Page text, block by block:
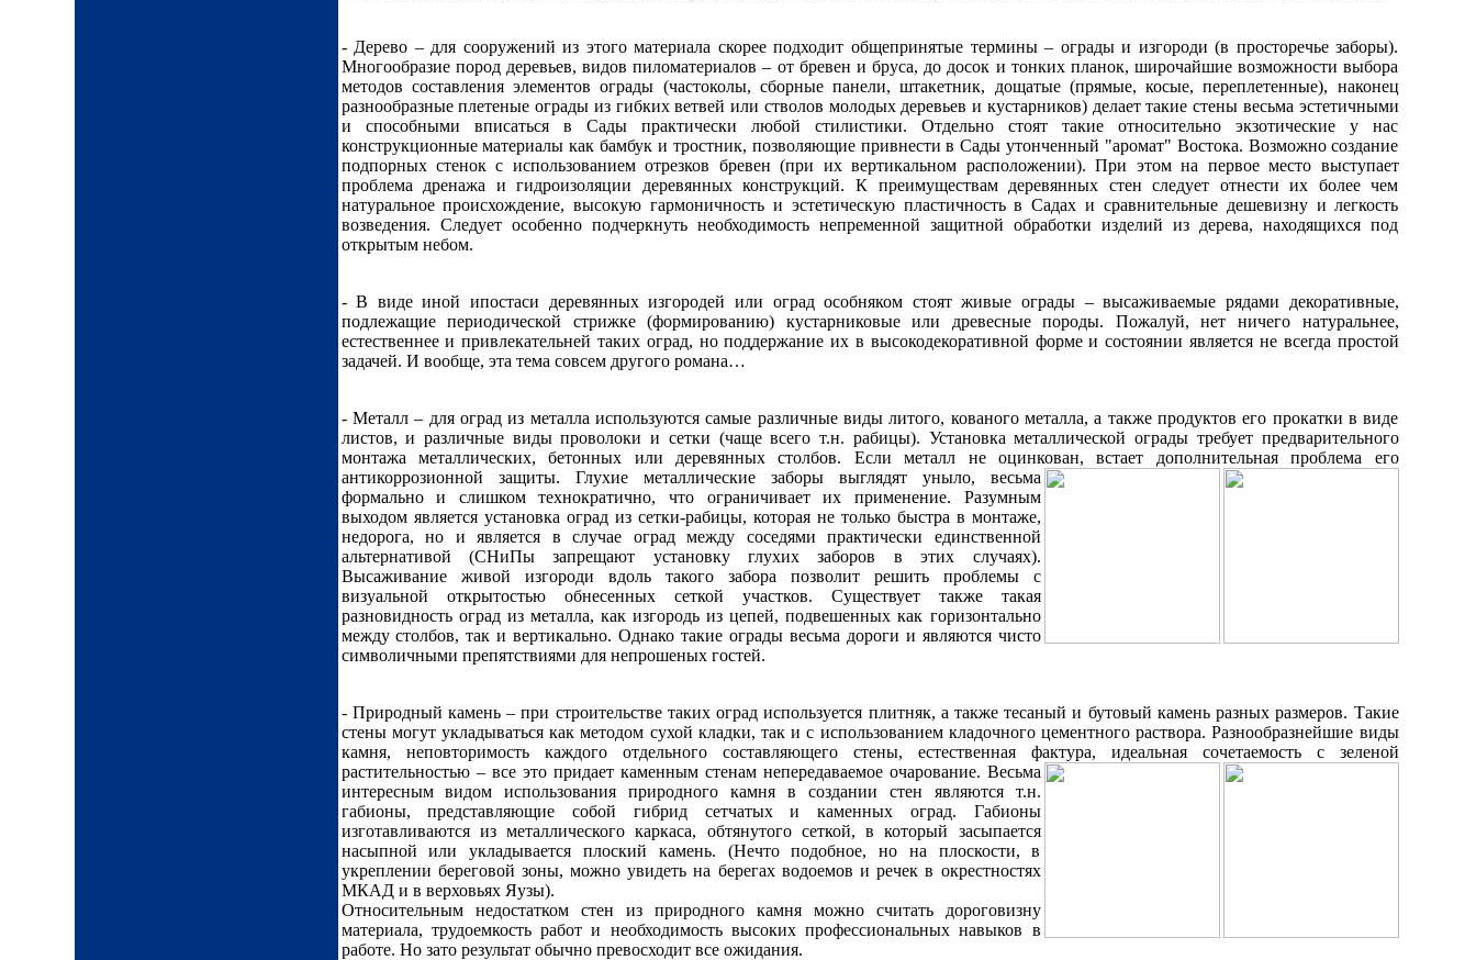
- Дерево – для сооружений из этого материала скорее подходит общепринятые термины – ограды и изгороди (в просторечье заборы).
Многообразие пород деревьев, видов пиломатериалов – от бревен и бруса, до досок и тонких планок, широчайшие возможности выбора
методов составления элементов ограды (частоколы, сборные панели, штакетник, дощатые (прямые, косые, переплетенные), наконец
разнообразные плетеные ограды из гибких ветвей или стволов молодых деревьев и кустарников) делает такие стены весьма эстетичными
и способными вписаться в Сады практически любой стилистики. Отдельно стоят такие относительно экзотические у нас
конструкционные материалы как бамбук и тростник, позволяющие привнести в Сады утонченный "аромат" Востока. Возможно создание
подпорных стенок с использованием отрезков бревен (при их вертикальном расположении). При этом на первое место выступает
проблема дренажа и гидроизоляции деревянных конструкций. К преимуществам деревянных стен следует отнести их более чем
натуральное происхождение, высокую гармоничность и эстетическую пластичность в Садах и сравнительные дешевизну и легкость
возведения. Следует особенно подчеркнуть необходимость непременной защитной обработки изделий из дерева, находящихся под
открытым небом.
- В виде иной ипостаси деревянных изгородей или оград особняком стоят живые ограды – высаживаемые рядами декоративные,
подлежащие периодической стрижке (формированию) кустарниковые или древесные породы. Пожалуй, нет ничего натуральнее,
естественнее и привлекательней таких оград, но поддержание их в высокодекоративной форме и состоянии является не всегда простой
задачей. И вообще, эта тема совсем другого романа…
- Металл – для оград из металла используются самые различные виды литого, кованого металла, а также продуктов его прокатки в виде
листов, и различные виды проволоки и сетки (чаще всего т.н. рабицы). Установка металлической ограды требует предварительного
монтажа металлических, бетонных или деревянных столбов. Если металл не оцинкован, встает дополнительная проблема его
антикоррозионной защиты. Глухие металлические заборы выглядят уныло, весьма
формально и слишком технократично, что ограничивает их применение. Разумным
выходом является установка оград из сетки-рабицы, которая не только быстра в монтаже,
недорога, но и является в случае оград между соседями практически единственной
альтернативой (СНиПы запрещают установку глухих заборов в этих случаях).
Высаживание живой изгороди вдоль такого забора позволит решить проблемы с
визуальной открытостью обнесенных сеткой участков. Существует также такая
разновидность оград из металла, как изгородь из цепей, подвешенных как горизонтально
между столбов, так и вертикально. Однако такие ограды весьма дороги и являются чисто
символичными препятствиями для непрошеных гостей.
- Природный камень – при строительстве таких оград используется плитняк, а также тесаный и бутовый камень разных размеров. Такие
стены могут укладываться как методом сухой кладки, так и с использованием кладочного цементного раствора. Разнообразнейшие виды
камня, неповторимость каждого отдельного составляющего стены, естественная фактура, идеальная сочетаемость с зеленой
растительностью – все это придает каменным стенам непередаваемое очарование. Весьма
интересным видом использования природного камня в создании стен являются т.н.
габионы, представляющие собой гибрид сетчатых и каменных оград. Габионы
изготавливаются из металлического каркаса, обтянутого сеткой, в который засыпается
насыпной или укладывается плоский камень. (Нечто подобное, но на плоскости, в
укреплении береговой зоны, можно увидеть на берегах водоемов и речек в окрестностях
МКАД и в верховьях Яузы).
Относительным недостатком стен из природного камня можно считать дороговизну
материала, трудоемкость работ и необходимость высоких профессиональных навыков в
работе. Но зато результат обычно превосходит все ожидания.